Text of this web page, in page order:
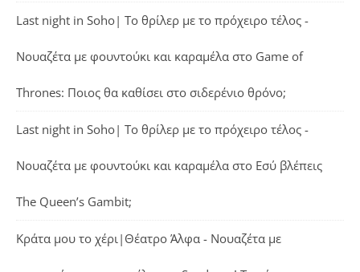
Last night in Soho| Το θρίλερ με το πρόχειρο τέλος -
Νουαζέτα με φουντούκι και καραμέλα στο Game of
Thrones: Ποιος θα καθίσει στο σιδερένιο θρόνο;
Last night in Soho| Το θρίλερ με το πρόχειρο τέλος -
Νουαζέτα με φουντούκι και καραμέλα στο Εσύ βλέπεις
The Queen’s Gambit;
Κράτα μου το χέρι|Θέατρο Άλφα - Νουαζέτα με